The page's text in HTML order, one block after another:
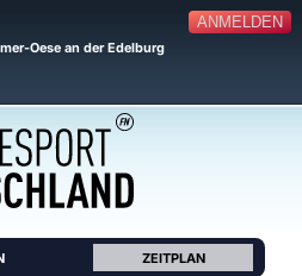
ANMELDEN
Oese an der Edelburg
ZEITPLAN